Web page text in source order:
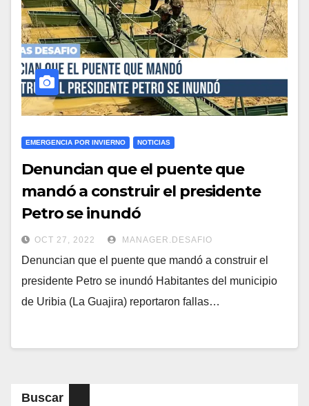
EMERGENCIA POR INVIERNO NOTICIAS
Denuncian que el puente que
mandó a construir el presidente
Petro se inundó
OCT 27, 2022 MANAGER.DESAFIO
Denuncian que el puente que mandó a construir el
presidente Petro se inundó Habitantes del municipio
de Uribia (La Guajira) reportaron fallas…
Buscar